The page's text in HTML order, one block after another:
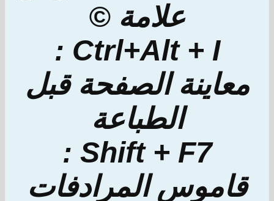
علامة ©
Ctrl+Alt + I :
معاينة الصفحة قبل
الطباعة
Shift + F7 :
قاموس المرادفات